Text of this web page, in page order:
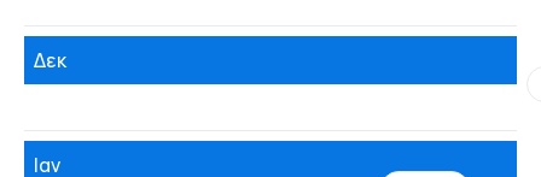
Δεκ
Ιαν